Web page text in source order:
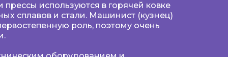
используются в горячей ковке
сплавов и стали. Машинист (кузнец)
роль, поэтому очень